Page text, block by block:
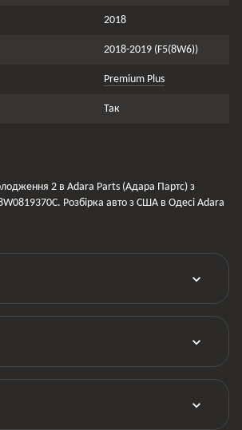
2018
2018-2019 (F5(8W6))
Premium Plus
Так
2 в Adara Parts (Адара Партс) з
Розбірка авто з США в Одесі Adara